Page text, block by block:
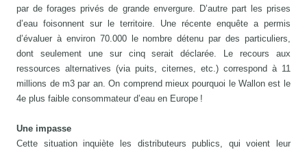
par de forages privés de grande envergure. D’autre part les prises
d’eau foisonnent sur le territoire. Une récente enquête a permis
d’évaluer à environ 70.000 le nombre détenu par des particuliers,
dont seulement une sur cinq serait déclarée. Le recours aux
ressources alternatives (via puits, citernes, etc.) correspond à 11
millions de m3 par an. On comprend mieux pourquoi le Wallon est le
4e plus faible consommateur d’eau en Europe !
Une impasse
Cette situation inquiète les distributeurs publics, qui voient leur